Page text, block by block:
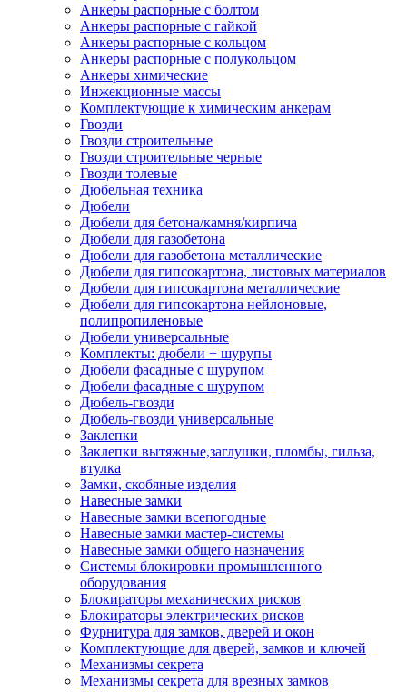
Анкеры распорные с болтом
Анкеры распорные с гайкой
Анкеры распорные с кольцом
Анкеры распорные с полукольцом
Анкеры химические
Инжекционные массы
Комплектующие к химическим анкерам
Гвозди
Гвозди строительные
Гвозди строительные черные
Гвозди толевые
Дюбельная техника
Дюбели
Дюбели для бетона/камня/кирпича
Дюбели для газобетона
Дюбели для газобетона металлические
Дюбели для гипсокартона, листовых материалов
Дюбели для гипсокартона металлические
Дюбели для гипсокартона нейлоновые,
полипропиленовые
Дюбели универсальные
Комплекты: дюбели + шурупы
Дюбели фасадные с шурупом
Дюбели фасадные с шурупом
Дюбель-гвозди
Дюбель-гвозди универсальные
Заклепки
Заклепки вытяжные,заглушки, пломбы, гильза,
втулка
Замки, скобяные изделия
Навесные замки
Навесные замки всепогодные
Навесные замки мастер-системы
Навесные замки общего назначения
Системы блокировки промышленного
оборудования
Блокираторы механических рисков
Блокираторы электрических рисков
Фурнитура для замков, дверей и окон
Комплектующие для дверей, замков и ключей
Механизмы секрета
Механизмы секрета для врезных замков